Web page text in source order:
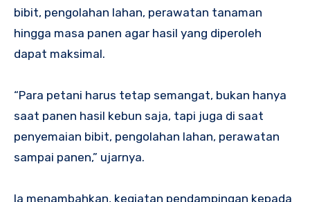
bibit, pengolahan lahan, perawatan tanaman
hingga masa panen agar hasil yang diperoleh
dapat maksimal.
“Para petani harus tetap semangat, bukan hanya
saat panen hasil kebun saja, tapi juga di saat
penyemaian bibit, pengolahan lahan, perawatan
sampai panen,” ujarnya.
Ia menambahkan, kegiatan pendampingan kepada